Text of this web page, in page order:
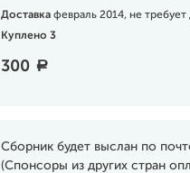
Доставка февраль 2014, не требует
Куплено 3
300 a
Сборник будет выслан по
(Спонсоры из других стран